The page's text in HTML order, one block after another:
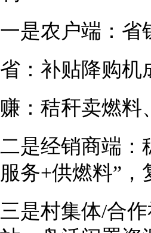
一是农户端：省
省：补贴降购机
赚：秸秆卖燃料
二是经销商端：
服务+供燃料”
三是村集体/合